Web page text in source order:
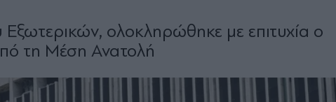
ολοκληρώθηκε με επιτυχία ο
τη Μέση Ανατολή